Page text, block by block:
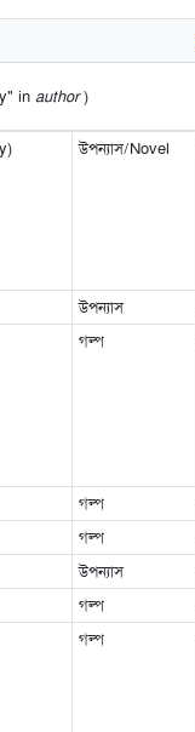
in author)
উপন্যাস/Novel
উপন্যাস
গল্প
গল্প
গল্প
উপন্যাস
গল্প
গল্প